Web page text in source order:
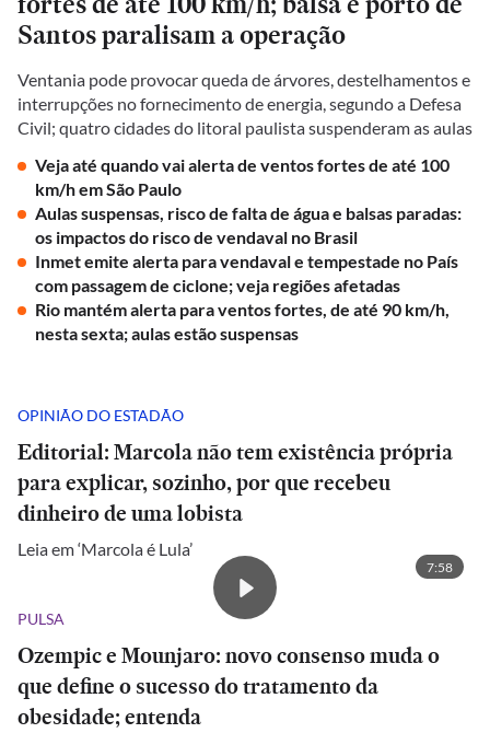
Santos paralisam a operação
Ventania pode provocar queda de árvores, destelhamentos e
interrupções no fornecimento de energia, segundo a Defesa
Civil; quatro cidades do litoral paulista suspenderam as aulas
Veja até quando vai alerta de ventos fortes de até 100
km/h em São Paulo
Aulas suspensas, risco de falta de água e balsas paradas:
os impactos do risco de vendaval no Brasil
Inmet emite alerta para vendaval e tempestade no País
com passagem de ciclone; veja regiões afetadas
Rio mantém alerta para ventos fortes, de até 90 km/h,
nesta sexta; aulas estão suspensas
OPINIÃO DO ESTADÃO
Editorial: Marcola não tem existência própria
para explicar, sozinho, por que recebeu
dinheiro de uma lobista
Leia em ‘Marcola é Lula’
7:58
PULSA
Ozempic e Mounjaro: novo consenso muda o
que define o sucesso do tratamento da
obesidade; entenda